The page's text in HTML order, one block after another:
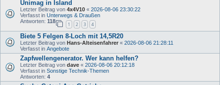
Unimag in Island
Letzter Beitrag von 4x4V10 « 2026-08-06 23:30:22
Verfasst in Unterwegs & Draußen
Antworten: 118
1 2 3 4
Biete 5 Felgen 8-Loch mit 14,5R20
Letzter Beitrag von Hans-Alteisenfahrer « 2026-08-06 21:28:11
Verfasst in Angebote
Zapfwellengenerator. Wer kann helfen?
Letzter Beitrag von dave « 2026-08-06 20:12:18
Verfasst in Sonstige Technik-Themen
Antworten: 4